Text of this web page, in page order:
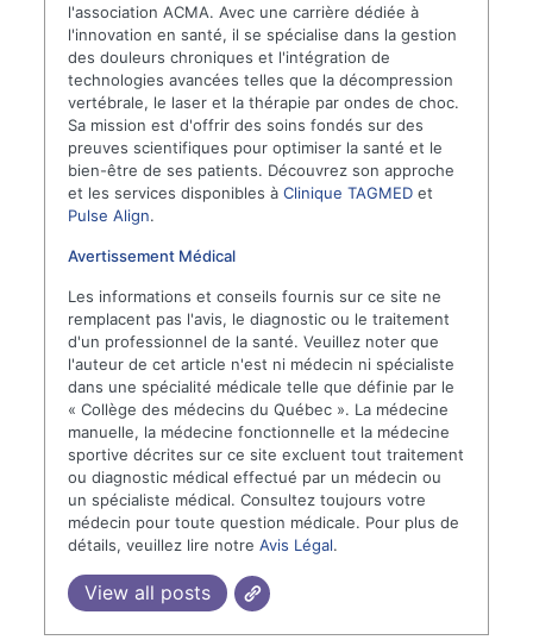
l'association ACMA. Avec une carrière dédiée à
l'innovation en santé, il se spécialise dans la gestion
des douleurs chroniques et l'intégration de
technologies avancées telles que la décompression
vertébrale, le laser et la thérapie par ondes de choc.
Sa mission est d'offrir des soins fondés sur des
preuves scientifiques pour optimiser la santé et le
bien-être de ses patients. Découvrez son approche
et les services disponibles àClinique TAGMED et
Pulse Align.
Avertissement Médical
Les informations et conseils fournis sur ce site ne
remplacent pas l'avis, le diagnostic ou le traitement
d'un professionnel de la santé. Veuillez noter que
l'auteur de cet article n'est ni médecin ni spécialiste
dans une spécialité médicale telle que définie par le
« Collège des médecins du Québec ». La médecine
manuelle, la médecine fonctionnelle et la médecine
sportive décrites sur ce site excluent tout traitement
ou diagnostic médical effectué par un médecin ou
un spécialiste médical. Consultez toujours votre
médecin pour toute question médicale. Pour plus de
détails, veuillez lire notreAvis Légal.
View all posts